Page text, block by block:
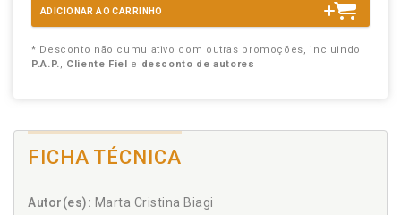
ADICIONAR AO CARRINHO
* Desconto não cumulativo com outras promoções, incluindo
P.A.P., Cliente Fiel e desconto de autores
FICHA TÉCNICA
Autor(es): Marta Cristina Biagi